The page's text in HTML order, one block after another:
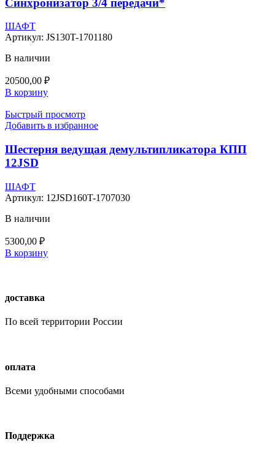
ШАФТ
Артикул: JS130T-1701180
В наличии
20500,00 ₽
В корзину
Быстрый просмотр
Добавить в избранное
Шестерня ведущая демультипликатора КПП
12JSD
ШАФТ
Артикул: 12JSD160T-1707030
В наличии
5300,00 ₽
В корзину
доставка
По всей территории России
оплата
Всеми удобными способами
Поддержка